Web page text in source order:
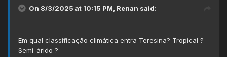
On 8/3/2025 at 10:15 PM, Renan said:
Em qual classificação climática entra Teresina? Tropical ?
Semi-árido ?